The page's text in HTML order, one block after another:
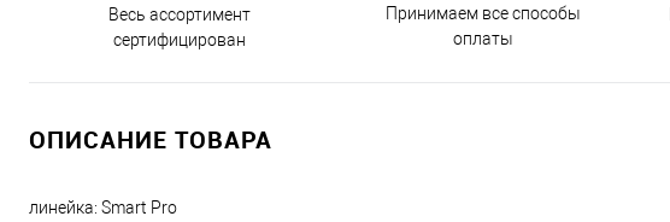
Весь ассортимент
сертифицирован
Принимаем все способы
оплаты
ОПИСАНИЕ ТОВАРА
линейка: Smart Pro